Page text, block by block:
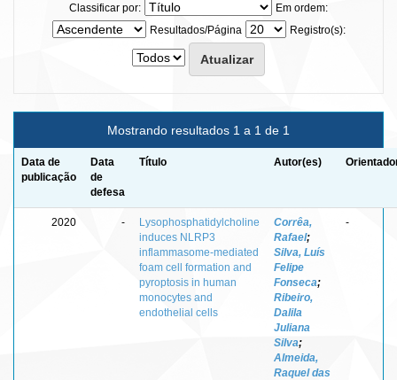
Classificar por:
Em ordem:
Resultados/Página
Registro(s):
Mostrando resultados 1 a 1 de 1
Data de
publicação
Data
de
defesa
Título Autor(es)
2020 -
Lysophosphatidylcholine
induces NLRP3
inflammasome-mediated
foam cell formation and
pyroptosis in human
monocytes and
endothelial cells
Corrêa,
Rafael;
Silva, Luís
Felipe
Fonseca;
Ribeiro,
Dalila
Juliana
Silva;
Almeida,
Raquel das
-